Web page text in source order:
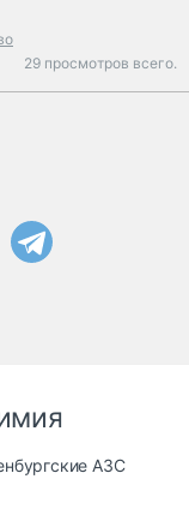
29 просмотров всего.
АЗС